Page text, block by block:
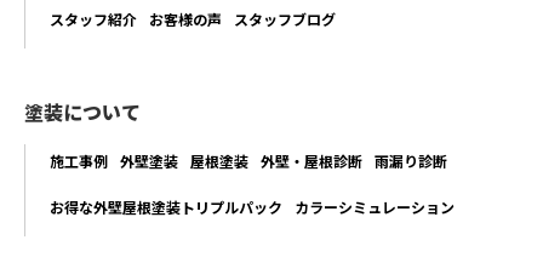
スタッフ紹介 お客様の声 スタッフブログ
塗装について
施工事例 外壁塗装 屋根塗装 外壁・屋根診断 雨漏り診断
お得な外壁屋根塗装トリプルパック カラーシミュレーション